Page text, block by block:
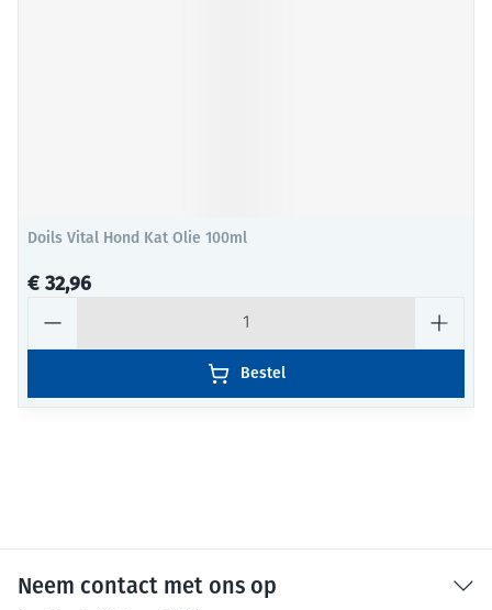
Doils Vital Hond Kat Olie 100ml
€ 32,96
Bestel
Neem contact met ons op